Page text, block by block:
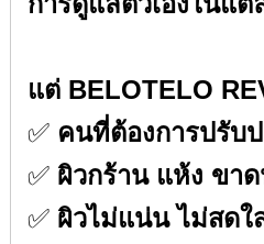
แต่ BELOTELO
✅ คนที่ต้องการปรับ
✅ ผิวกร้าน แห้ง ขา
✅ ผิวไม่แน่น ไม่สดใ